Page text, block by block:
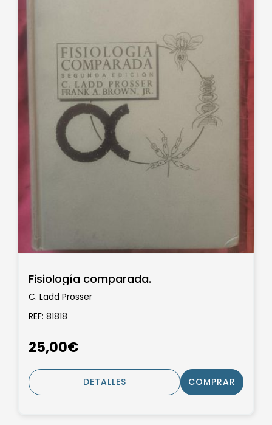
Fisiología comparada.
C. Ladd Prosser
REF: 81818
25,00€
DETALLES COMPRAR